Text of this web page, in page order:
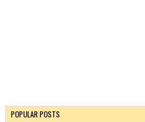
POPULAR POSTS